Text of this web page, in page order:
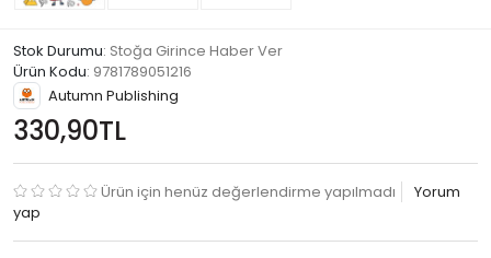
Stok Durumu: Stoğa Girince Haber Ver
Ürün Kodu: 9781789051216
Autumn Publishing
330,90TL
Ürün için henüz değerlendirme yapılmadı
Yorum
yap